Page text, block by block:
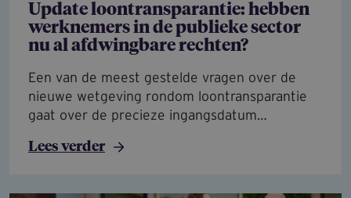
Update loontransparantie: hebben
werknemers in de publieke sector
nu al afdwingbare rechten?
Een van de meest gestelde vragen over de
nieuwe wetgeving rondom loontransparantie
gaat over de precieze ingangsdatum…
Lees verder